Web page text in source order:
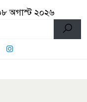
অগাস্ট ২০২৬